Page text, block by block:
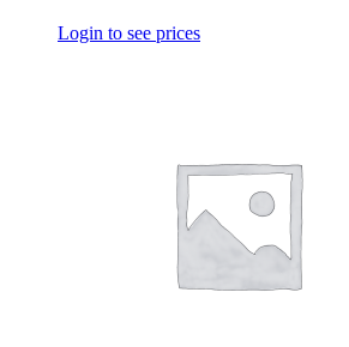
Login to see prices